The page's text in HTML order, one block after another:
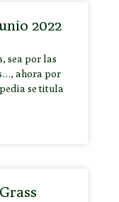
2022
sea por las
ahora por
se titula